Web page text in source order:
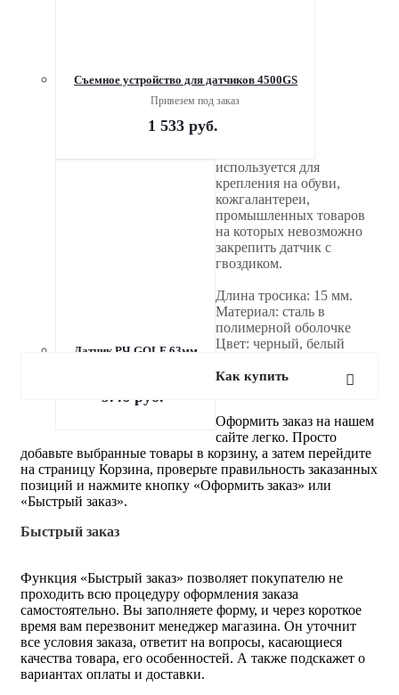
Съемное устройство для датчиков 4500GS
Привезем под заказ
1 533руб.
Датчик РЧ GOLF 63мм
9.46 руб.
используется для
крепления на обуви,
кожгалантереи,
промышленных товаров
на которых невозможно
закрепить датчик с
гвоздиком.
Длина тросика: 15 мм.
Материал: сталь в
полимерной оболочке
Цвет: черный, белый
Как купить
Оформить заказ на нашем
сайте легко. Просто
добавьте выбранные товары в корзину, а затем перейдите
на страницу Корзина, проверьте правильность заказанных
позиций и нажмите кнопку «Оформить заказ» или
«Быстрый заказ».
Быстрый заказ
Функция «Быстрый заказ» позволяет покупателю не
проходить всю процедуру оформления заказа
самостоятельно. Вы заполняете форму, и через короткое
время вам перезвонит менеджер магазина. Он уточнит
все условия заказа, ответит на вопросы, касающиеся
качества товара, его особенностей. А также подскажет о
вариантах оплаты и доставки.